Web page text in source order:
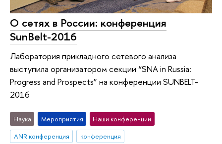
О сетях в России: конференция
SunBelt-2016
Лаборатория прикладного сетевого анализа
выступила организатором секции “SNA in Russia:
Progress and Prospects” на конференции SUNBELT-
2016
Наука Мероприятия
Наши конференции
ANR конференция
конференция